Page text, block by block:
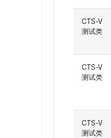
CTS-V
测试类
CTS-V
测试类
CTS-V
测试类